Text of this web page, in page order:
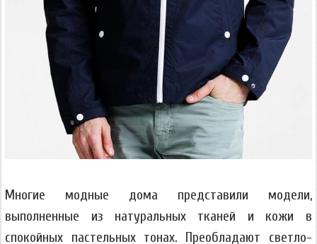
Многие модные дома представили модели,
выполненные из натуральных тканей и кожи в
спокойных пастельных тонах. Преобладают светло-